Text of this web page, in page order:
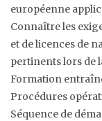
européenne
Connaître les
et de licences de
pertinents lors de
Formation
Procédures
Séquence de